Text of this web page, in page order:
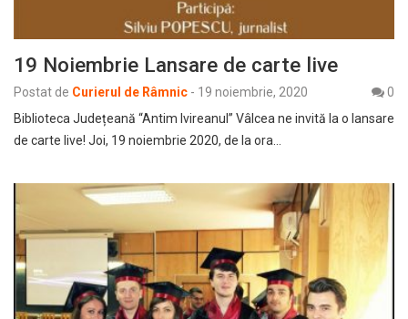
19 Noiembrie Lansare de carte live
Postat de Curierul de Râmnic - 19 noiembrie, 2020
0
Biblioteca Județeană “Antim Ivireanul” Vâlcea ne invită la o lansare
de carte live! Joi, 19 noiembrie 2020, de la ora…